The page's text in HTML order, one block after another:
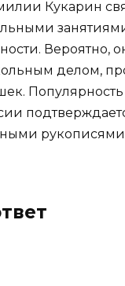
Кукарин
Вероятно,
делом,
Популярность